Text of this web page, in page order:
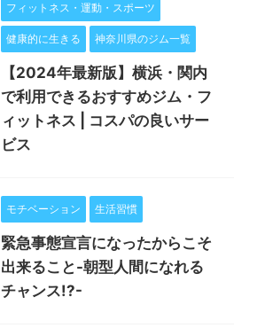
フィットネス・運動・スポーツ
健康的に生きる 神奈川県のジム一覧
【2024年最新版】横浜・関内
で利用できるおすすめジム・フ
ィットネス | コスパの良いサー
ビス
モチベーション 生活習慣
緊急事態宣言になったからこそ
出来ること-朝型人間になれる
チャンス!?-